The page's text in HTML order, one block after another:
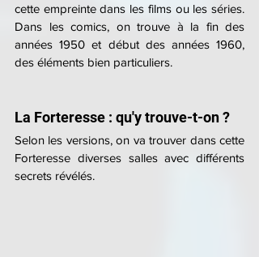
cette empreinte dans les films ou les séries.
Dans les comics, on trouve à la fin des
années 1950 et début des années 1960,
des éléments bien particuliers.
La Forteresse : qu'y trouve-t-on ?
Selon les versions, on va trouver dans cette
Forteresse diverses salles avec différents
secrets révélés.